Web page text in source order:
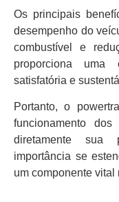
Os principais
desempenho do
combustível e
proporciona uma
satisfatória e
Portanto, o
funcionamento dos
diretamente sua
importância se
um componente